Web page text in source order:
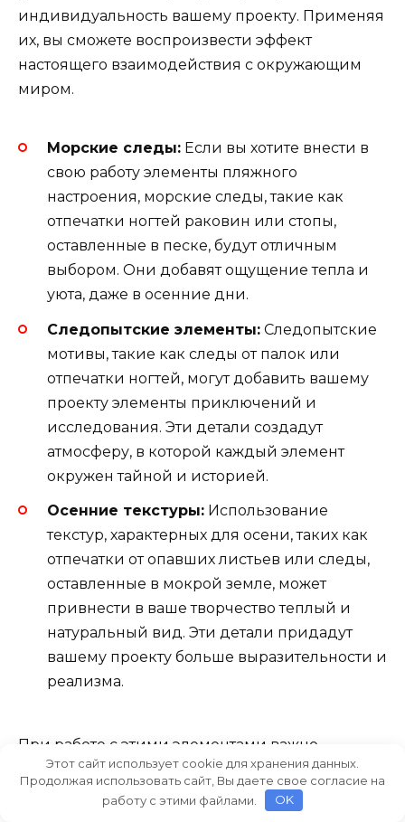
индивидуальность вашему проекту. Применяя
их, вы сможете воспроизвести эффект
настоящего взаимодействия с окружающим
миром.
Морские следы: Если вы хотите внести в
свою работу элементы пляжного
настроения, морские следы, такие как
отпечатки ногтей раковин или стопы,
оставленные в песке, будут отличным
выбором. Они добавят ощущение тепла и
уюта, даже в осенние дни.
Следопытские элементы: Следопытские
мотивы, такие как следы от палок или
отпечатки ногтей, могут добавить вашему
проекту элементы приключений и
исследования. Эти детали создадут
атмосферу, в которой каждый элемент
окружен тайной и историей.
Осенние текстуры: Использование
текстур, характерных для осени, таких как
отпечатки от опавших листьев или следы,
оставленные в мокрой земле, может
привнести в ваше творчество теплый и
натуральный вид. Эти детали придадут
вашему проекту больше выразительности и
реализма.
При работе с этими элементами важно
учитывать строение и форму следов, чтобы они
гармонично вписывались в общий контекст
Этот сайт использует cookie для хранения данных.
Продолжая использовать сайт, Вы даете свое согласие на
работу с этими файлами.
OK